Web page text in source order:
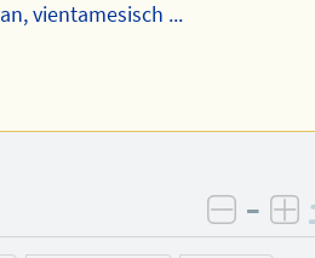
vientamesisch ...
–